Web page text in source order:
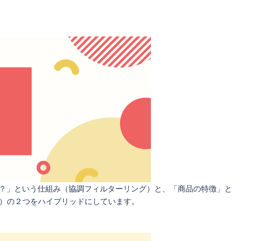
という仕組み（協調フィルターリング）と、「商品の特徴」と
２つをハイブリッドにしています。